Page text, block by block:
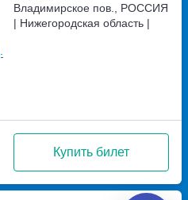
Купить билет
Владимирское пов., РОССИЯ
| Нижегородская область |